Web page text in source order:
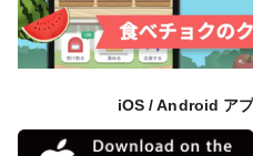
iOS / Android ア